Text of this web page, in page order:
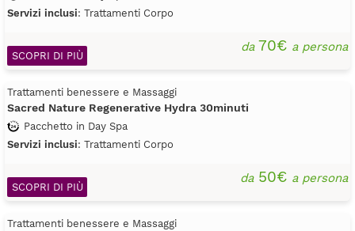
Servizi inclusi: Trattamenti Corpo
da70€ a persona
SCOPRI DI PIÙ
Trattamenti benessere e Massaggi
Sacred Nature Regenerative Hydra 30minuti
Pacchetto in Day Spa
Servizi inclusi: Trattamenti Corpo
da50€ a persona
SCOPRI DI PIÙ
Trattamenti benessere e Massaggi